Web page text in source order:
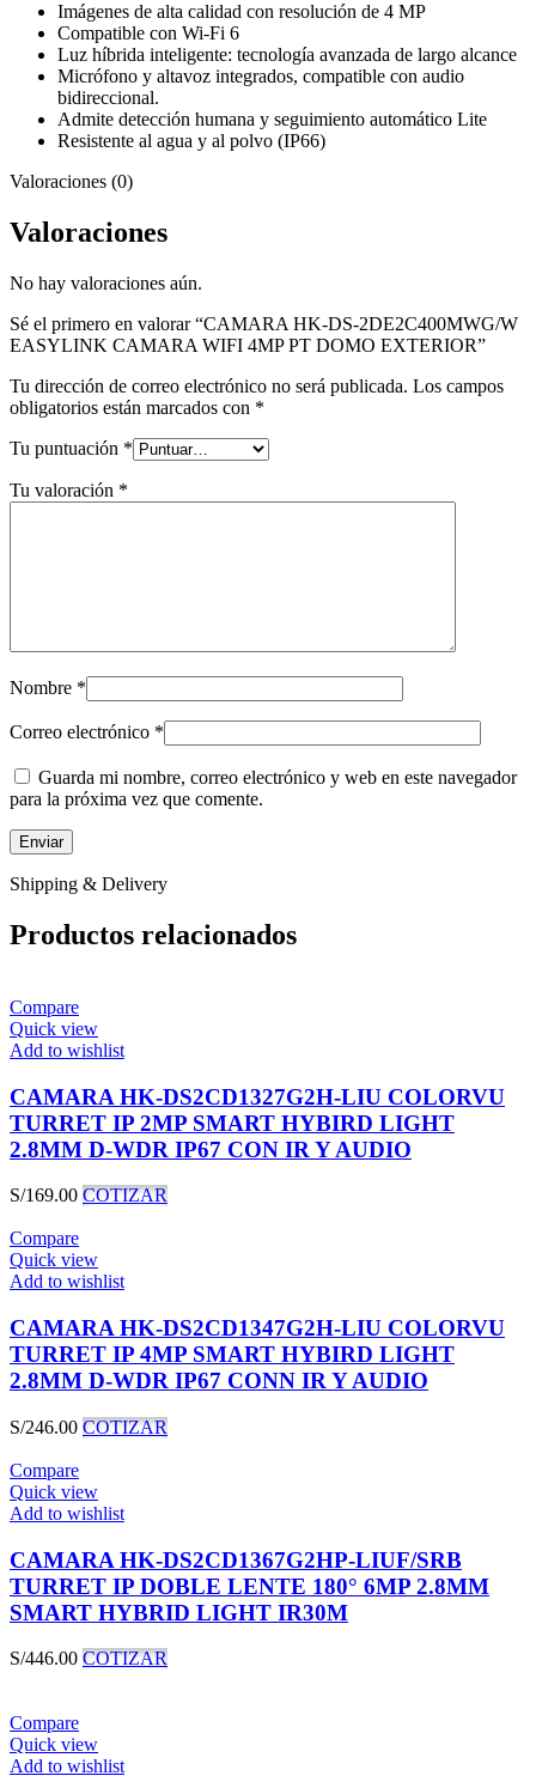
Imágenes de alta calidad con resolución de 4 MP
Compatible con Wi-Fi 6
Luz híbrida inteligente: tecnología avanzada de largo alcance
Micrófono y altavoz integrados, compatible con audio
bidireccional.
Admite detección humana y seguimiento automático Lite
Resistente al agua y al polvo (IP66)
Valoraciones (0)
Valoraciones
No hay valoraciones aún.
Sé el primero en valorar “CAMARA HK-DS-2DE2C400MWG/W
EASYLINK CAMARA WIFI 4MP PT DOMO EXTERIOR”
Tu dirección de correo electrónico no será publicada. Los campos
obligatorios están marcados con *
Tu puntuación *
Tu valoración *
Nombre *
Correo electrónico *
Guarda mi nombre, correo electrónico y web en este navegador
para la próxima vez que comente.
Shipping & Delivery
Productos relacionados
Compare
Quick view
Add to wishlist
CAMARA HK-DS2CD1327G2H-LIU COLORVU
TURRET IP 2MP SMART HYBIRD LIGHT
2.8MM D-WDR IP67 CON IR Y AUDIO
S/169.00 COTIZAR
Compare
Quick view
Add to wishlist
CAMARA HK-DS2CD1347G2H-LIU COLORVU
TURRET IP 4MP SMART HYBIRD LIGHT
2.8MM D-WDR IP67 CONN IR Y AUDIO
S/246.00 COTIZAR
Compare
Quick view
Add to wishlist
CAMARA HK-DS2CD1367G2HP-LIUF/SRB
TURRET IP DOBLE LENTE 180° 6MP 2.8MM
SMART HYBRID LIGHT IR30M
S/446.00 COTIZAR
Compare
Quick view
Add to wishlist